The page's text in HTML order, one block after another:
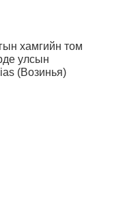
хамгийн том
улсын
(Возинья)